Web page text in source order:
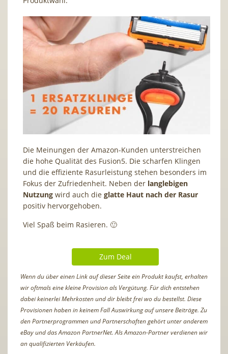
Die Meinungen der Amazon-Kunden unterstreichen
die hohe Qualität des Fusion5. Die scharfen Klingen
und die effiziente Rasurleistung stehen besonders im
Fokus der Zufriedenheit. Neben der langlebigen
Nutzung wird auch die glatte Haut nach der Rasur
positiv hervorgehoben.
Viel Spaß beim Rasieren. 🙂
Zum Deal
Wenn du über einen Link auf dieser Seite ein Produkt kaufst, erhalten
wir oftmals eine kleine Provision als Vergütung. Für dich entstehen
dabei keinerlei Mehrkosten und dir bleibt frei wo du bestellst. Diese
Provisionen haben in keinem Fall Auswirkung auf unsere Beiträge. Zu
den Partnerprogrammen und Partnerschaften gehört unter anderem
eBay und das Amazon PartnerNet. Als Amazon-Partner verdienen wir
an qualifizierten Verkäufen.